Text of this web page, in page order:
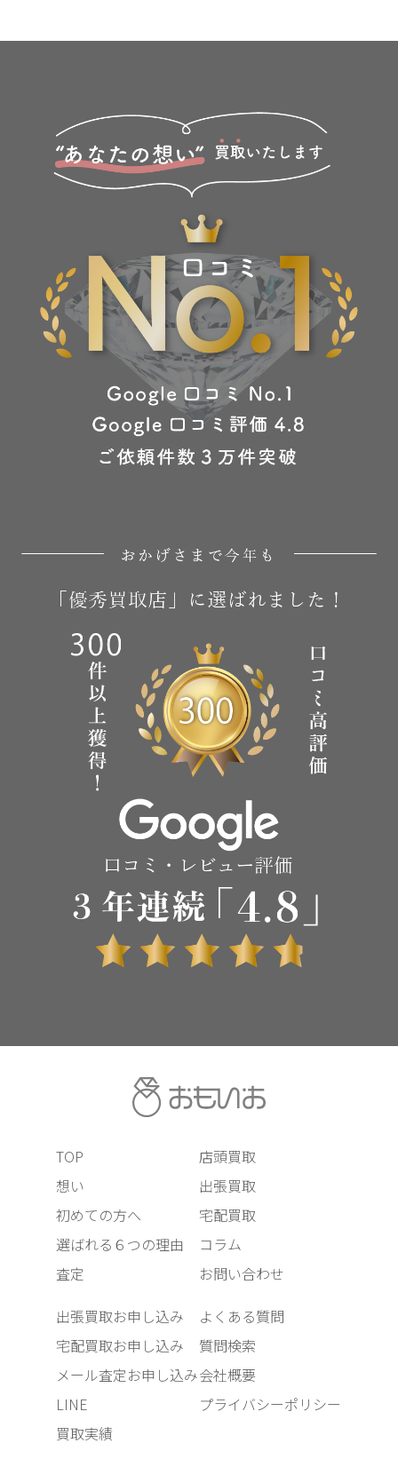
TOP
想い
初めての方へ
選ばれる６つの理由
査定
店頭買取
出張買取
宅配買取
コラム
お問い合わせ
出張買取お申し込み
宅配買取お申し込み
メール査定お申し込み
LINE
買取実績
よくある質問
質問検索
会社概要
プライバシーポリシー